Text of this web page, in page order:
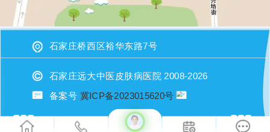
石家庄桥西区裕华东路7号
石家庄远大中医皮肤病医院 2008-2026
备案号 冀ICP备2023015620号
或者直接拨打电话：17531148680（微信同步）进行咨询